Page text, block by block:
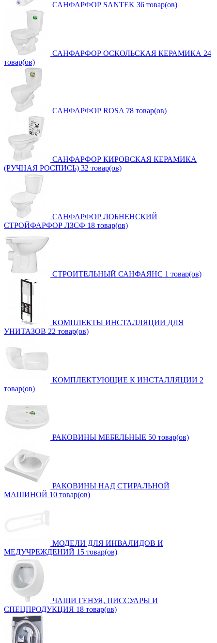
САНФАРФОР SANTEK 36 товар(ов)
САНФАРФОР ОСКОЛЬСКАЯ КЕРАМИКА 24
товар(ов)
САНФАРФОР ROSA 78 товар(ов)
САНФАРФОР КИРОВСКАЯ КЕРАМИКА
(РУЧНАЯ РОСПИСЬ) 32 товар(ов)
САНФАРФОР ЛОБНЕНСКИЙ
СТРОЙФАРФОР ЛЗСФ 18 товар(ов)
СТРОИТЕЛЬНЫЙ САНФАЯНС 1 товар(ов)
КОМПЛЕКТЫ ИНСТАЛЛЯЦИИ ДЛЯ
УНИТАЗОВ 22 товар(ов)
КОМПЛЕКТУЮЩИЕ К ИНСТАЛЛЯЦИИ 2
товар(ов)
РАКОВИНЫ МЕБЕЛЬНЫЕ 50 товар(ов)
РАКОВИНЫ НАД СТИРАЛЬНОЙ
МАШИНОЙ 10 товар(ов)
МОДЕЛИ ДЛЯ ИНВАЛИДОВ И
МЕДУЧРЕЖДЕНИЙ 15 товар(ов)
ЧАШИ ГЕНУЯ, ПИССУАРЫ И
СПЕЦПРОДУКЦИЯ 18 товар(ов)